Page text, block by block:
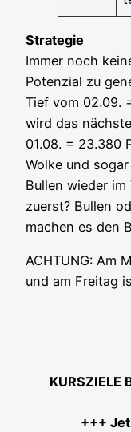
Stra­te­gie
Immer noch
Poten­zi­al zu
Tief vom 02.09.
wird das
01.08. = 23.380
Wol­ke und
Bul­len wie­der
zuerst? Bul­len
machen es den
ACHTUNG: Am
und am Frei­tag
KURSZIELE
+++